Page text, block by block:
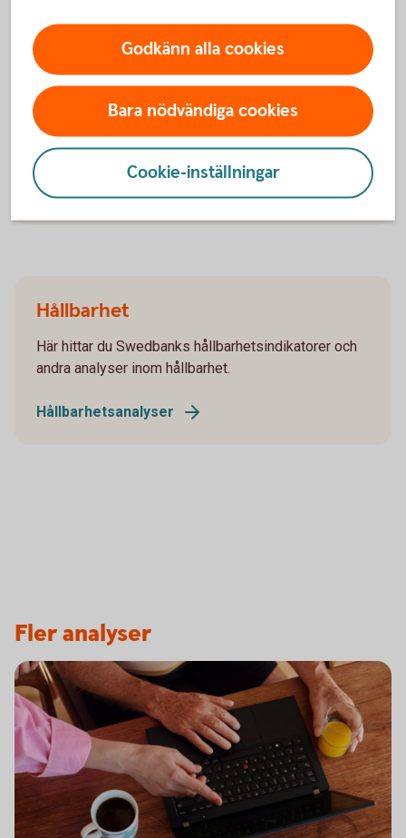
Företagande
Här hittar du Swedbanks analyser och rapporter som
rör företagande och företagare.
Företagande
Hållbarhet
Här hittar du Swedbanks hållbarhetsindikatorer och
andra analyser inom hållbarhet.
Hållbarhetsanalyser
Fler analyser
Godkänn alla cookies
Bara nödvändiga cookies
Cookie-inställningar